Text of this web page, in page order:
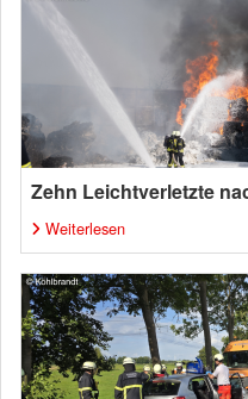
Zehn Leichtverletzte
Weiterlesen